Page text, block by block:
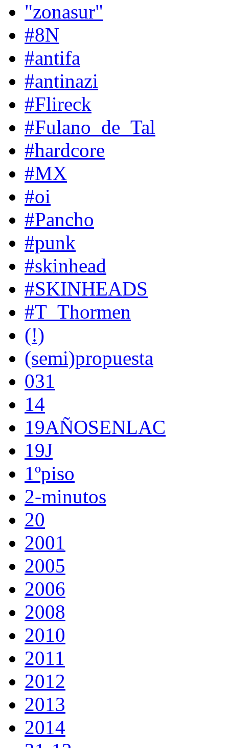
"zonasur"
#8N
#antifa
#antinazi
#Flireck
#Fulano_de_Tal
#hardcore
#MX
#oi
#Pancho
#punk
#skinhead
#SKINHEADS
#T_Thormen
(!)
(semi)propuesta
031
14
19AÑOSENLAC
19J
1ºpiso
2-minutos
20
2001
2005
2006
2008
2010
2011
2012
2013
2014